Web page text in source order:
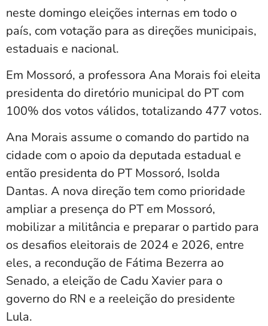
neste domingo eleições internas em todo o
país, com votação para as direções municipais,
estaduais e nacional.
Em Mossoró, a professora Ana Morais foi eleita
presidenta do diretório municipal do PT com
100% dos votos válidos, totalizando 477 votos.
Ana Morais assume o comando do partido na
cidade com o apoio da deputada estadual e
então presidenta do PT Mossoró, Isolda
Dantas. A nova direção tem como prioridade
ampliar a presença do PT em Mossoró,
mobilizar a militância e preparar o partido para
os desafios eleitorais de 2024 e 2026, entre
eles, a recondução de Fátima Bezerra ao
Senado, a eleição de Cadu Xavier para o
governo do RN e a reeleição do presidente
Lula.